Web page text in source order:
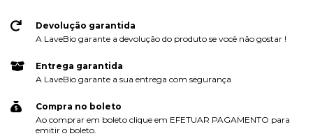
Devolução garantida
A LaveBio garante a devolução do produto se você não gostar !
Entrega garantida
A LaveBio garante a sua entrega com segurança
Compra no boleto
Ao comprar em boleto clique em EFETUAR PAGAMENTO para
emitir o boleto.